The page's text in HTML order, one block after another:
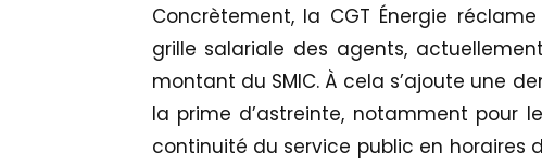
Concrètement, la CGT Énergie
grille salariale des agents,
montant du SMIC. À cela s’ajoute une
la prime d’astreinte, notamment pour
continuité du service public en horaires